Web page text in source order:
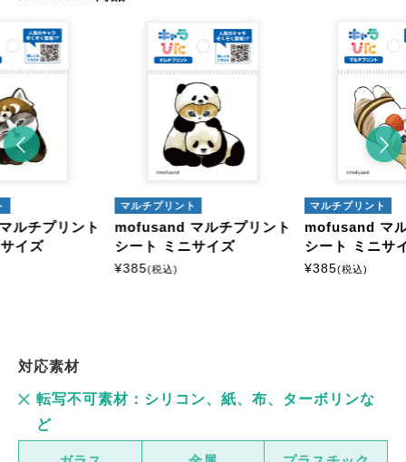
ルチプリント
イズ
マルチプリント
mofusand マルチプリント
シート ミニサイズ
¥385(税込)
マルチプリント
mofusand マ
シート ミニサ
¥385(税込)
対応素材
転写不可素材：シリコン、紙、布、ターボリンな
ど